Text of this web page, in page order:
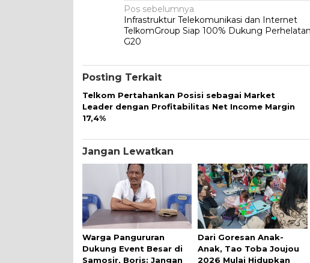
Navigasi
pos
Pos sebelumnya
Infrastruktur Telekomunikasi dan Internet
TelkomGroup Siap 100% Dukung Perhelatan
G20
Posting Terkait
Telkom Pertahankan Posisi sebagai Market
Leader dengan Profitabilitas Net Income Margin
17,4%
Jangan Lewatkan
Warga Pangururan
Dukung Event Besar di
Samosir, Boris: Jangan
Dari Goresan Anak-
Anak, Tao Toba Joujou
2026 Mulai Hidupkan